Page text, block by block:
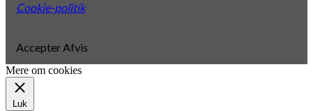
Cookie-politik
AccepterAfvis
Mere om cookies
Luk